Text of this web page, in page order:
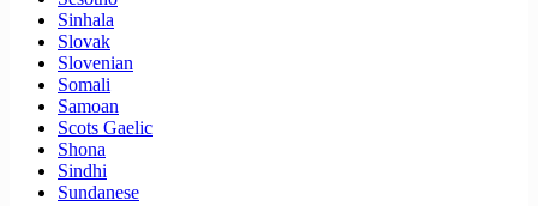
Sinhala
Slovak
Slovenian
Somali
Samoan
Scots Gaelic
Shona
Sindhi
Sundanese